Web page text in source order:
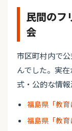
民間のフ
会
市区町村内で
んでした。実
式・公的な情報
福島県「教育
福島県「教育